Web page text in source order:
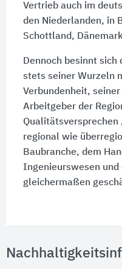
Vertrieb auch im
den Niederlanden, in
Schottland,
Dennoch besinnt
stets seiner Wurzeln
Verbundenheit,
Arbeitgeber der
Qualitätsversprechen
regional wie
Baubranche, dem
Ingenieurswesen
gleichermaßen